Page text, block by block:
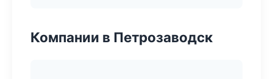
Компании в Петрозаводск